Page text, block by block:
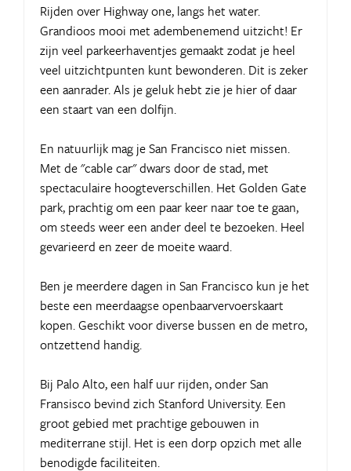
Rijden over Highway one, langs het water.
Grandioos mooi met adembenemend uitzicht! Er
zijn veel parkeerhaventjes gemaakt zodat je heel
veel uitzichtpunten kunt bewonderen. Dit is zeker
een aanrader. Als je geluk hebt zie je hier of daar
een staart van een dolfijn.
En natuurlijk mag je San Francisco niet missen.
Met de "cable car" dwars door de stad, met
spectaculaire hoogteverschillen. Het Golden Gate
park, prachtig om een paar keer naar toe te gaan,
om steeds weer een ander deel te bezoeken. Heel
gevarieerd en zeer de moeite waard.
Ben je meerdere dagen in San Francisco kun je het
beste een meerdaagse openbaarvervoerskaart
kopen. Geschikt voor diverse bussen en de metro,
ontzettend handig.
Bij Palo Alto, een half uur rijden, onder San
Fransisco bevind zich Stanford University. Een
groot gebied met prachtige gebouwen in
mediterrane stijl. Het is een dorp opzich met alle
benodigde faciliteiten.